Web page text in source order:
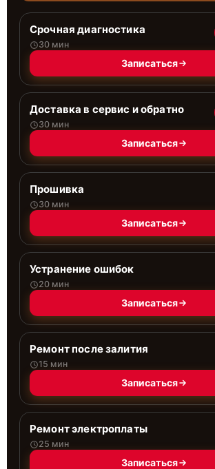
Срочная диагностика
30 мин
Записаться
Доставка в сервис и обратно
30 мин
Записаться
Прошивка
30 мин
Записаться
Устранение ошибок
20 мин
Записаться
Ремонт после залития
15 мин
Записаться
Ремонт электроплаты
25 мин
Записаться